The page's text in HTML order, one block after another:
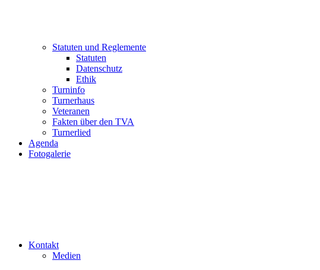
Statuten und Reglemente
Statuten
Datenschutz
Ethik
Turninfo
Turnerhaus
Veteranen
Fakten über den TVA
Turnerlied
Agenda
Fotogalerie
Kontakt
Medien